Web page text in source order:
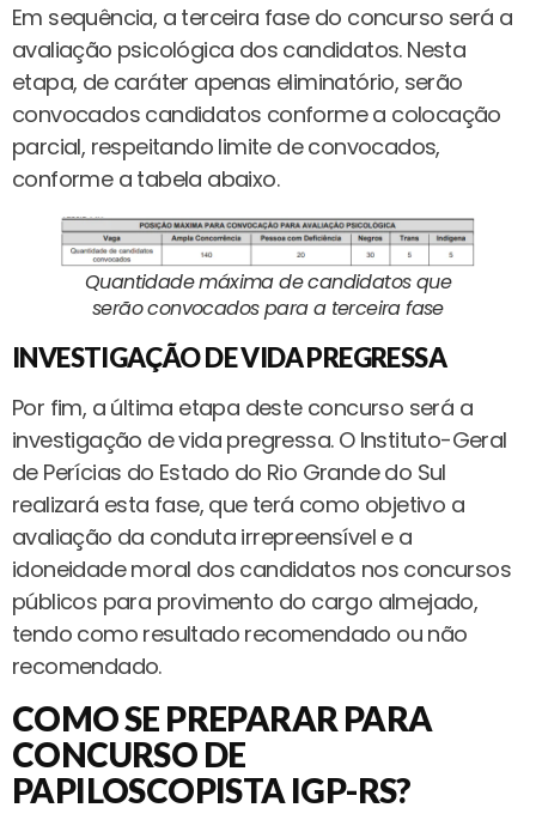
Em sequência, a terceira fase do concurso será a
avaliação psicológica dos candidatos. Nesta
etapa, de caráter apenas eliminatório, serão
convocados candidatos conforme a colocação
parcial, respeitando limite de convocados,
conforme a tabela abaixo.
Quantidade máxima de candidatos que
serão convocados para a terceira fase
INVESTIGAÇÃO DE VIDA PREGRESSA
Por fim, a última etapa deste concurso será a
investigação de vida pregressa. O Instituto-Geral
de Perícias do Estado do Rio Grande do Sul
realizará esta fase, que terá como objetivo a
avaliação da conduta irrepreensível e a
idoneidade moral dos candidatos nos concursos
públicos para provimento do cargo almejado,
tendo como resultado recomendado ou não
recomendado.
COMO SE PREPARAR PARA
CONCURSO DE
PAPILOSCOPISTA IGP-RS?